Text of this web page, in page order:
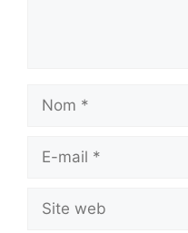
mail
web